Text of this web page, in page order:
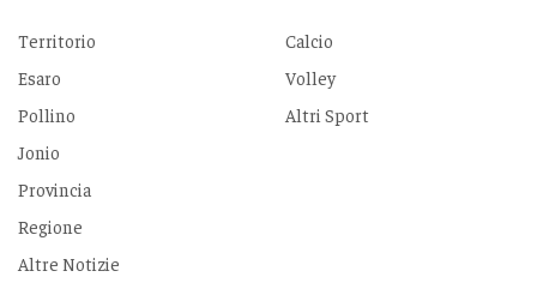
Territorio
Esaro
Pollino
Jonio
Provincia
Regione
Altre Notizie
Calcio
Volley
Altri Sport